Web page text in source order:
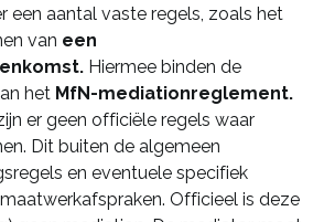
een aantal vaste regels, zoals het
van een
Hiermee binden de
het MfN-mediationreglement.
er geen officiële regels waar
Dit buiten de algemeen
en eventuele specifiek
Officieel is deze